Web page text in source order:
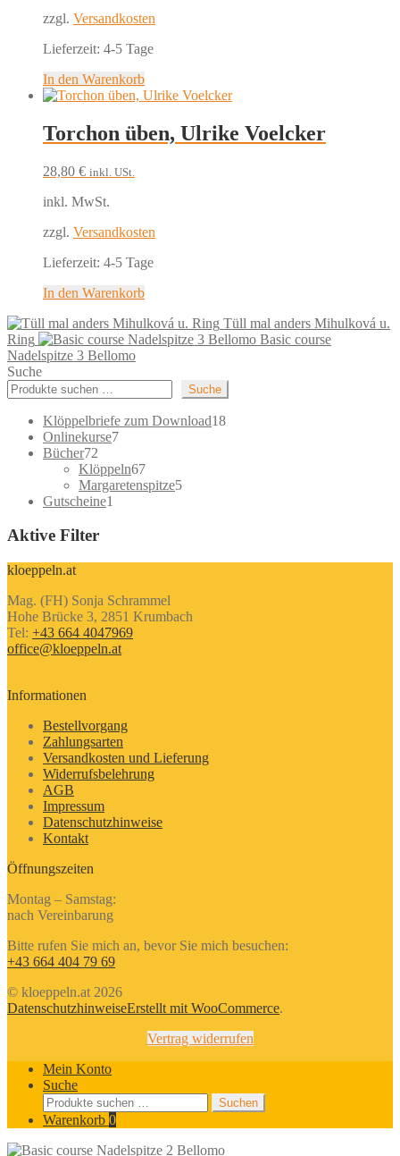
zzgl. Versandkosten
Lieferzeit: 4-5 Tage
In den Warenkorb
Torchon üben, Ulrike Voelcker
28,80 € inkl. USt.
inkl. MwSt.
zzgl. Versandkosten
Lieferzeit: 4-5 Tage
In den Warenkorb
Tüll mal anders Mihulková u.
Ring
Basic course
Nadelspitze 3 Bellomo
Suche
Suche
Klöppelbriefe zum Download1818
Onlinekurse77
Bücher72
Produkte
Klöppeln6767
Produkte
Margaretenspitze55
Gutscheine1
Aktive Filter
kloeppeln.at
Mag. (FH) Sonja Schrammel
Hohe Brücke 3, 2851 Krumbach
Tel: +43 664 4047969
office@kloeppeln.at
Informationen
Bestellvorgang
Zahlungsarten
Versandkosten und Lieferung
Widerrufsbelehrung
AGB
Impressum
Datenschutzhinweise
Kontakt
Öffnungszeiten
Montag – Samstag:
nach Vereinbarung
Bitte rufen Sie mich an, bevor Sie mich besuchen:
+43 664 404 79 69
© kloeppeln.at 2026
DatenschutzhinweiseErstellt mit WooCommerce.
Vertrag widerrufen
Mein Konto
Suche
Suchen
nach:
Suchen
Warenkorb 0